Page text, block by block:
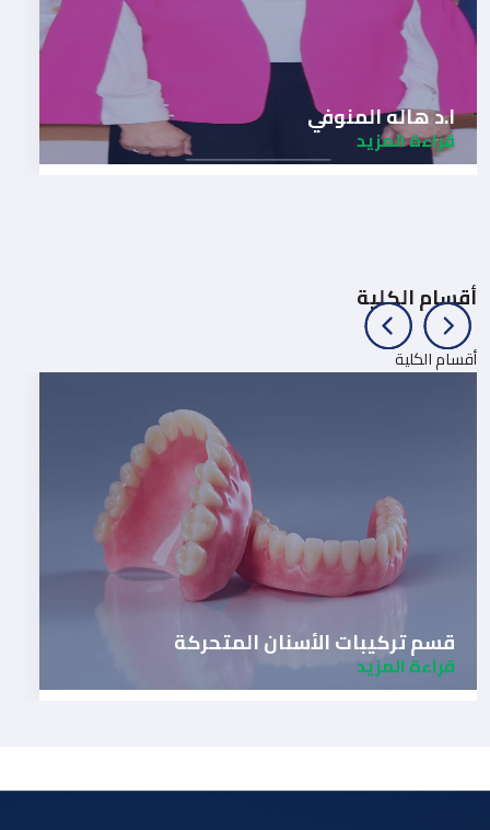
ا.د هاله المنوفي
قراءة المزيد
أقسام الكلية
أقسام الكلية
قسم تركيبات الأسنان المتحركة
قراءة المزيد